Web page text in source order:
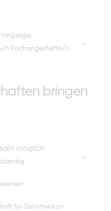
n Fachangestellte/n
*
bringen
möglich
für Zahnmedizin.
*